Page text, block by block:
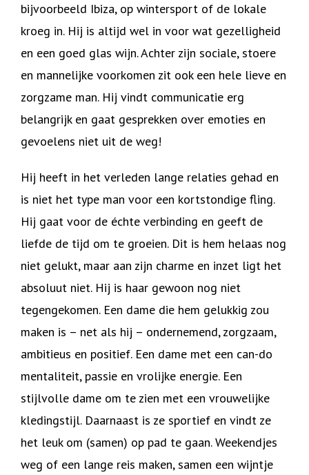
bijvoorbeeld Ibiza, op wintersport of de lokale
kroeg in. Hij is altijd wel in voor wat gezelligheid
en een goed glas wijn. Achter zijn sociale, stoere
en mannelijke voorkomen zit ook een hele lieve en
zorgzame man. Hij vindt communicatie erg
belangrijk en gaat gesprekken over emoties en
gevoelens niet uit de weg!
Hij heeft in het verleden lange relaties gehad en
is niet het type man voor een kortstondige fling.
Hij gaat voor de échte verbinding en geeft de
liefde de tijd om te groeien. Dit is hem helaas nog
niet gelukt, maar aan zijn charme en inzet ligt het
absoluut niet. Hij is haar gewoon nog niet
tegengekomen. Een dame die hem gelukkig zou
maken is – net als hij – ondernemend, zorgzaam,
ambitieus en positief. Een dame met een can-do
mentaliteit, passie en vrolijke energie. Een
stijlvolle dame om te zien met een vrouwelijke
kledingstijl. Daarnaast is ze sportief en vindt ze
het leuk om (samen) op pad te gaan. Weekendjes
weg of een lange reis maken, samen een wijntje